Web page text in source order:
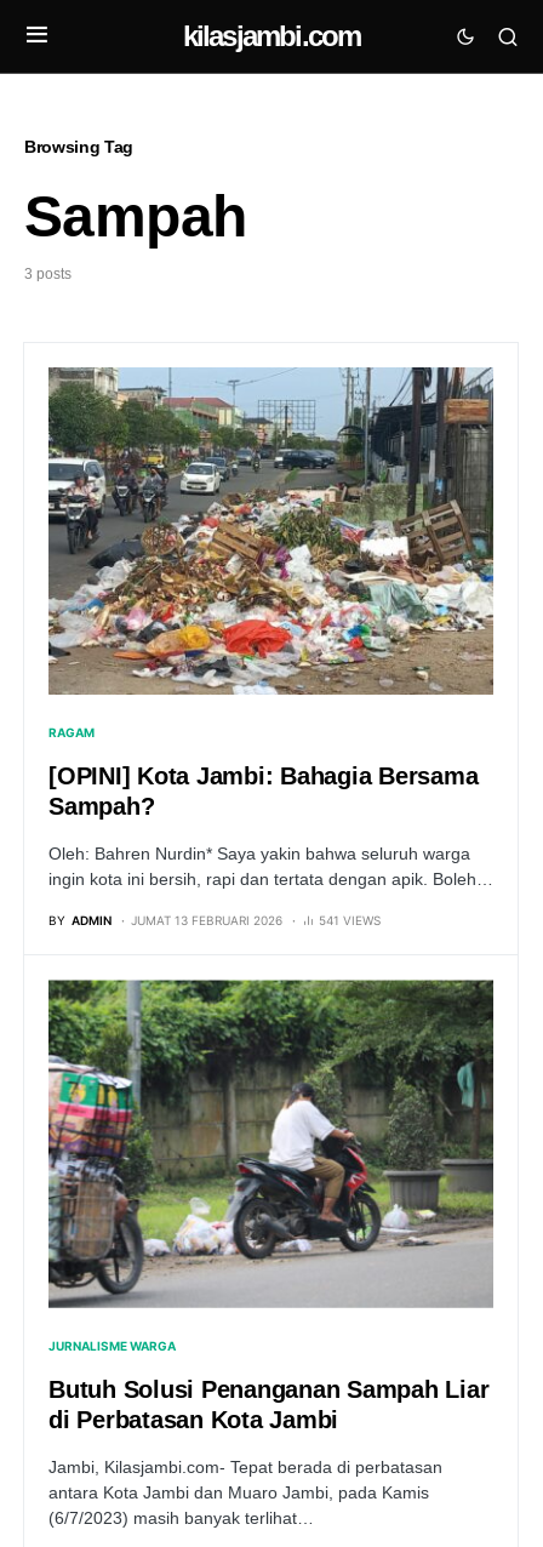
kilasjambi.com
Browsing Tag
Sampah
3 posts
RAGAM
[OPINI] Kota Jambi: Bahagia Bersama
Sampah?
Oleh: Bahren Nurdin* Saya yakin bahwa seluruh warga
ingin kota ini bersih, rapi dan tertata dengan apik. Boleh…
BY ADMIN JUMAT 13 FEBRUARI 2026 541 VIEWS
JURNALISME WARGA
Butuh Solusi Penanganan Sampah Liar
di Perbatasan Kota Jambi
Jambi, Kilasjambi.com- Tepat berada di perbatasan
antara Kota Jambi dan Muaro Jambi, pada Kamis
(6/7/2023) masih banyak terlihat…